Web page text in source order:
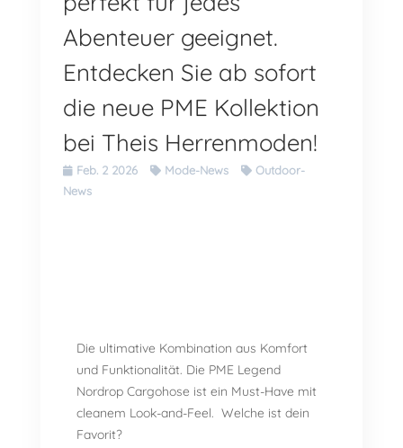
Abenteuer geeignet.
Entdecken Sie ab sofort
die neue PME Kollektion
bei Theis Herrenmoden!
Feb. 2 2026 Mode-News
Outdoor-
News
Die ultimative Kombination aus Komfort
und Funktionalität. Die PME Legend
Nordrop Cargohose ist ein Must-Have mit
cleanem Look-and-Feel. Welche ist dein
Favorit?